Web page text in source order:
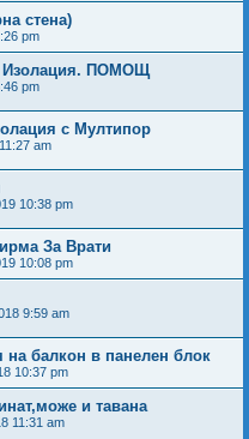
стена)
pm
Изолация. ПОМОЩ
pm
с Мултипор
am
10:38 pm
За Врати
10:08 pm
9:59 am
на балкон в панелен блок
10:37 pm
и тавана
11:31 am